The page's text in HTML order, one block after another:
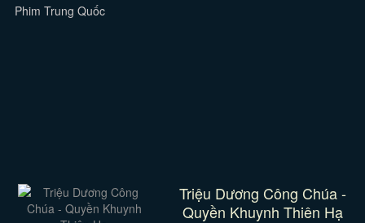
Phim Trung Quốc
Triệu Dương Công Chúa -
Quyền Khuynh Thiên Hạ